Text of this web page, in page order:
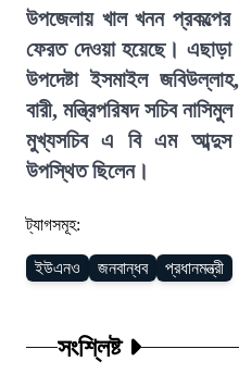
উপজেলায় খাল খনন প্রকল্পের
ফেরত দেওয়া হয়েছে। এছাড়া
উপদেষ্টা ইসমাইল
বারী, মন্ত্রিপরিষদ সচিব
মুখ্যসচিব এ বি এম আব্দুস
উপস্থিত ছিলেন।
ট্যাগসমূহ:
ইউএনও জনবান্ধব প্রধানমন্ত্রী
সংশ্লিষ্ট